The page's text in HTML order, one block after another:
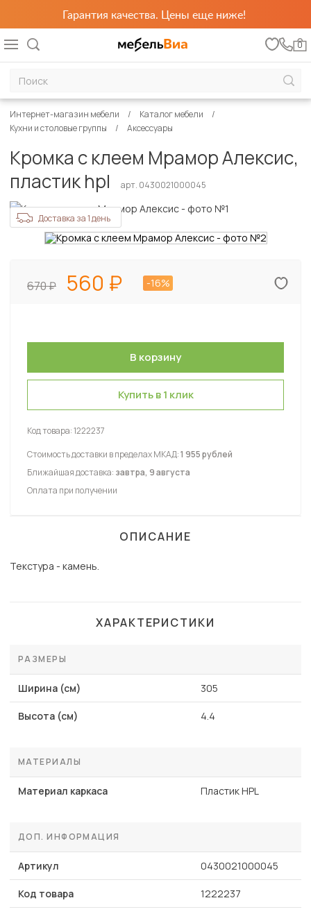
Гарантия качества. Цены еще ниже!
0
Интернет-магазин мебели
Каталог мебели
Кухни и столовые группы
Аксессуары
Кромка с клеем Мрамор Алексис,
пластик hpl
арт. 0430021000045
Доставка за 1 день
670 560 -16%
Купить в 1 клик
Код товара:1222237
Стоимость доставки в пределах МКАД:1 955 рублей
Ближайшая доставка: завтра, 9 августа
Оплата при получении
ОПИСАНИЕ
Текстура - камень.
ХАРАКТЕРИСТИКИ
РАЗМЕРЫ
Ширина (см) 305
Высота (см) 4.4
МАТЕРИАЛЫ
Материал каркаса Пластик HPL
ДОП. ИНФОРМАЦИЯ
Артикул 0430021000045
Код товара 1222237